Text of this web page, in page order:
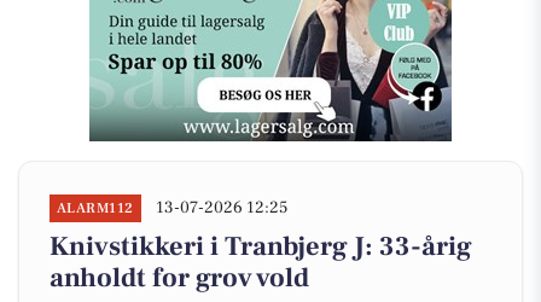
ALARM112 13-07-2026 12:25
Knivstikkeri i Tranbjerg J: 33-årig
anholdt for grov vold